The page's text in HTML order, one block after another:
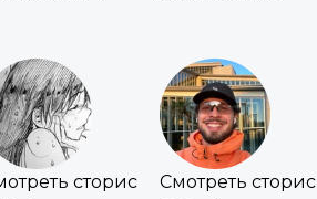
сторис Смотреть сторис